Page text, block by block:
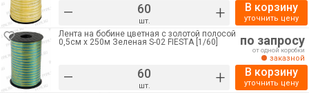
– шт. + В корзину
уточнить цену
Лента на бобине цветная с золотой полосой
0,5см х 250м Зеленая S-02 FIESTA [1/60]
– шт. +
по запросу
от одной коробки
заказной
В корзину
уточнить цену